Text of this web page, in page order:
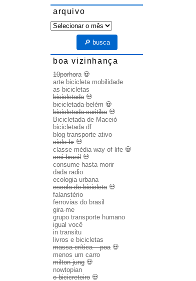
arquivo
arquivo
🔎 busca
boa vizinhança
10porhora💀
arte bicicleta mobilidade
as bicicletas
bicicletada💀
bicicletada belém 💀
bicicletada curitiba💀
Bicicletada de Maceió
bicicletada df
blog transporte ativo
ciclo br 💀
classe média way of life 💀
cmi brasil 💀
consume hasta morir
dada radio
ecologia urbana
escola de bicicleta💀
falanstério
ferrovias do brasil
gira-me
grupo transporte humano
igual você
in transitu
livros e bicicletas
massa crítica – poa💀
menos um carro
milton jung 💀
nowtopian
o bicicreteiro 💀